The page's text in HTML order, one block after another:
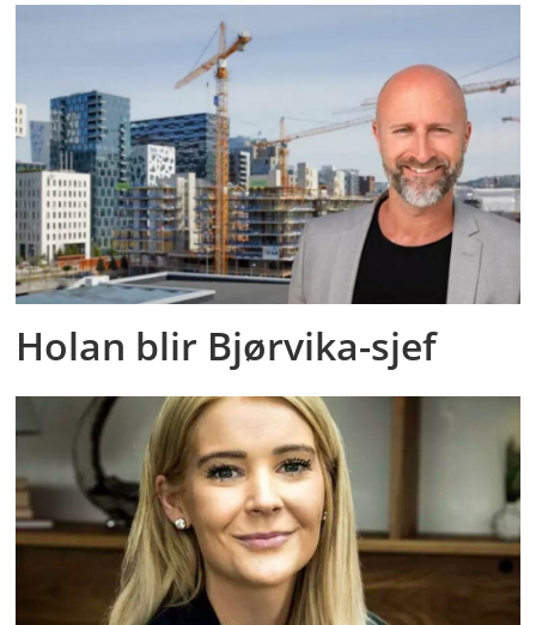
Holan blir Bjørvika-sjef